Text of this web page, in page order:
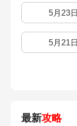
5月23日
5月21日
最新攻略